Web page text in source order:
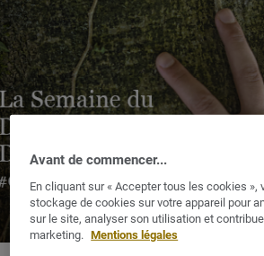
Avant de commencer...
En cliquant sur « Accepter tous les cookies »,
stockage de cookies sur votre appareil pour
sur le site, analyser son utilisation et
marketing.
Mentions légales